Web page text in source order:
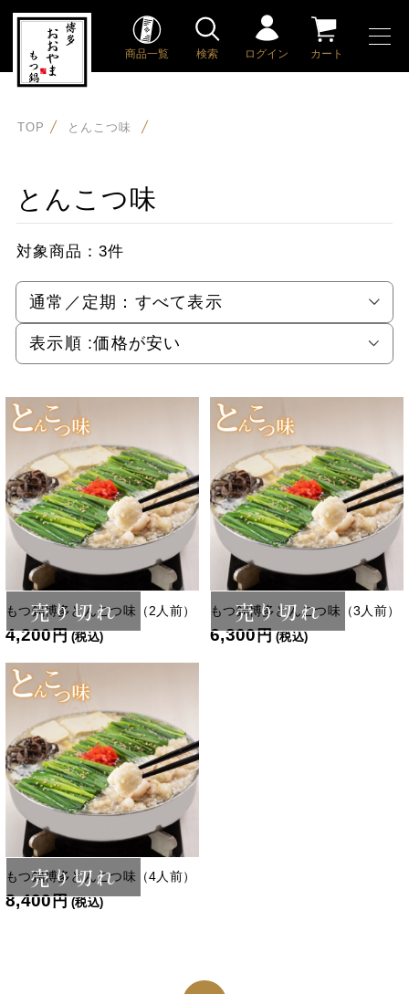
商品一覧 検索 ログイン カート
TOP とんこつ味
とんこつ味
対象商品： 3件
通常／定期： すべて表示
表示順 :価格が安い
売り切れ
もつ鍋博多とんこつ味（2人前）
4,200円 (税込)
売り切れ
もつ鍋博多とんこつ味（3人前）
6,300円 (税込)
売り切れ
もつ鍋博多とんこつ味（4人前）
8,400円 (税込)